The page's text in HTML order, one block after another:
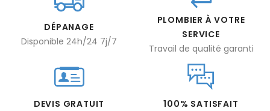
DÉPANAGE
Disponible 24h/24 7j/7
PLOMBIER À VOTRE
SERVICE
Travail de qualité garanti
DEVIS GRATUIT
100% SATISFAIT